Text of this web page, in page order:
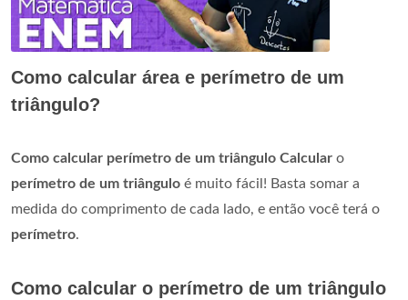
Como calcular área e perímetro de um
triângulo?
Como calcular perímetro de um triângulo Calcular o
perímetro de um triângulo é muito fácil! Basta somar a
medida do comprimento de cada lado, e então você terá o
perímetro.
Como calcular o perímetro de um triângulo